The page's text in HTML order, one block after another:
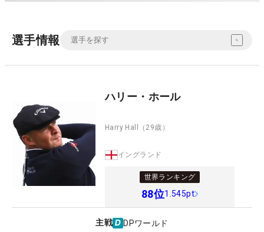
選手情報
ハリー・ホール
Harry Hall （29歳）
イングランド
世界ランキング
88位1.545pt
主戦 DPワールド